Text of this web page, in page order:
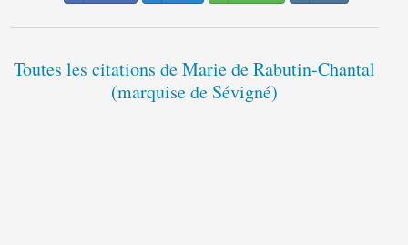
Toutes les citations de Marie de Rabutin-Chantal
(marquise de Sévigné)